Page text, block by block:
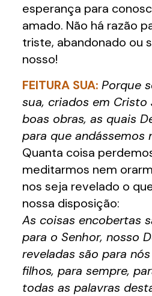
esperança para
amado. Não há razão
triste, abandonado ou
nosso!
FEITURA SUA: Porque
sua, criados em Cristo
boas obras, as quais
para que andássemos
Quanta coisa
meditarmos nem
nos seja revelado o
nossa disposição:
As coisas encobertas
para o Senhor, nosso
reveladas são para
filhos, para sempre,
todas as palavras